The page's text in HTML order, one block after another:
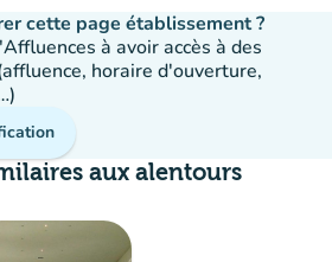
cette page établissement ?
à avoir accès à des
horaire d'ouverture,
aux alentours